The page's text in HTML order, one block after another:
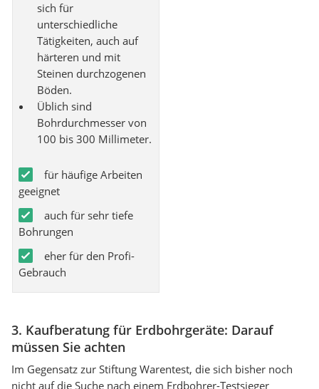
sich für
unterschiedliche
Tätigkeiten, auch auf
härteren und mit
Steinen durchzogenen
Böden.
Üblich sind
Bohrdurchmesser von
100 bis 300 Millimeter.
für häufige Arbeiten
geeignet
auch für sehr tiefe
Bohrungen
eher für den Profi-
Gebrauch
3. Kaufberatung für Erdbohrgeräte: Darauf
müssen Sie achten
Im Gegensatz zur Stiftung Warentest, die sich bisher noch
nicht auf die Suche nach einem Erdbohrer-Testsieger